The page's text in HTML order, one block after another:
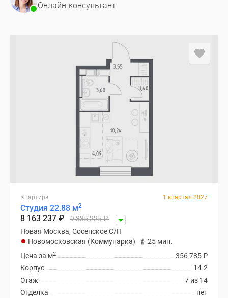
Онлайн-консультант
Квартира 1 квартал 2027
Студия 22.88 м2
8 163 237 ₽ 9 835 225₽
Новая Москва, Сосенское С/П
Новомосковская (Коммунарка)
25 мин.
356 785₽
Цена за м2
14-2
Корпус
7 из 14
Этаж
нет
Отделка